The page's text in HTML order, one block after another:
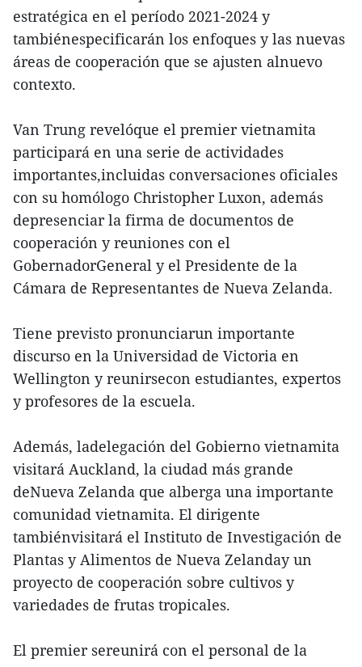
estratégica en el período 2021-2024 y
tambiénespecificarán los enfoques y las nuevas
áreas de cooperación que se ajusten alnuevo
contexto.
Van Trung revelóque el premier vietnamita
participará en una serie de actividades
importantes,incluidas conversaciones oficiales
con su homólogo Christopher Luxon, además
depresenciar la firma de documentos de
cooperación y reuniones con el
GobernadorGeneral y el Presidente de la
Cámara de Representantes de Nueva Zelanda.
Tiene previsto pronunciarun importante
discurso en la Universidad de Victoria en
Wellington y reunirsecon estudiantes, expertos
y profesores de la escuela.
Además, ladelegación del Gobierno vietnamita
visitará Auckland, la ciudad más grande
deNueva Zelanda que alberga una importante
comunidad vietnamita. El dirigente
tambiénvisitará el Instituto de Investigación de
Plantas y Alimentos de Nueva Zelanday un
proyecto de cooperación sobre cultivos y
variedades de frutas tropicales.
El premier sereunirá con el personal de la